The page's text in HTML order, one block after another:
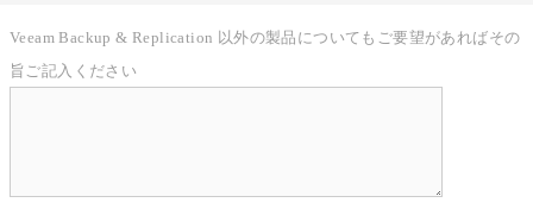
Veeam Backup & Replication 以外の製品についてもご要望があればその
旨ご記入ください